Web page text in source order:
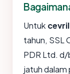
Untuk
tahun, SSL
PDR Ltd.
jatuh